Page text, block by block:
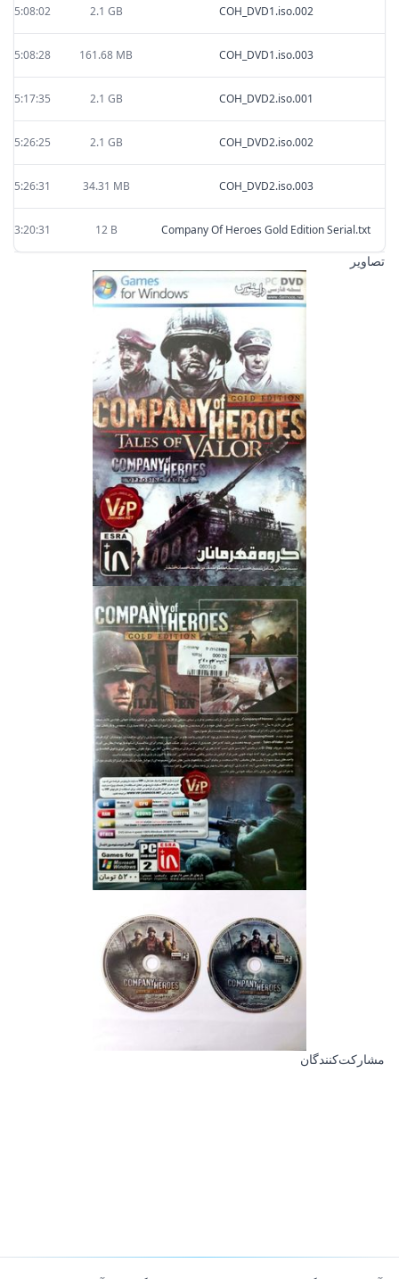
COH_DVD1.iso.002
2.1 GB
05:08:02
COH_DVD1.iso.003
161.68 MB
05:08:28
COH_DVD2.iso.001
2.1 GB
05:17:35
COH_DVD2.iso.002
2.1 GB
05:26:25
COH_DVD2.iso.003
34.31 MB
05:26:31
Company Of Heroes Gold Edition Serial.txt
12 B
13:20:31
تصاویر
مشارکت‌کنندگان